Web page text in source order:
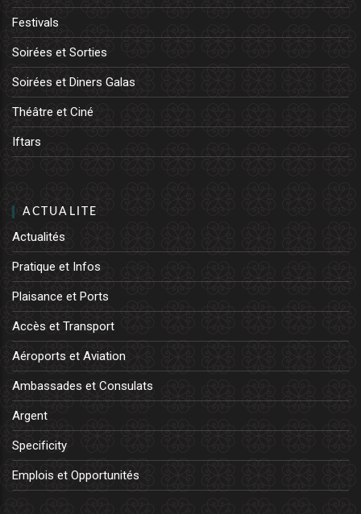
Festivals
Soirées et Sorties
Soirées et Diners Galas
Théâtre et Ciné
Iftars
ACTUALITE
Actualités
Pratique et Infos
Plaisance et Ports
Accès et Transport
Aéroports et Aviation
Ambassades et Consulats
Argent
Specificity
Emplois et Opportunités